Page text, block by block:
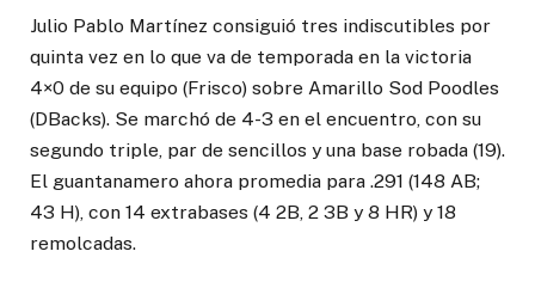
Julio Pablo Martínez consiguió tres indiscutibles por
quinta vez en lo que va de temporada en la victoria
4×0 de su equipo (Frisco) sobre Amarillo Sod Poodles
(DBacks). Se marchó de 4-3 en el encuentro, con su
segundo triple, par de sencillos y una base robada (19).
El guantanamero ahora promedia para .291 (148 AB;
43 H), con 14 extrabases (4 2B, 2 3B y 8 HR) y 18
remolcadas.